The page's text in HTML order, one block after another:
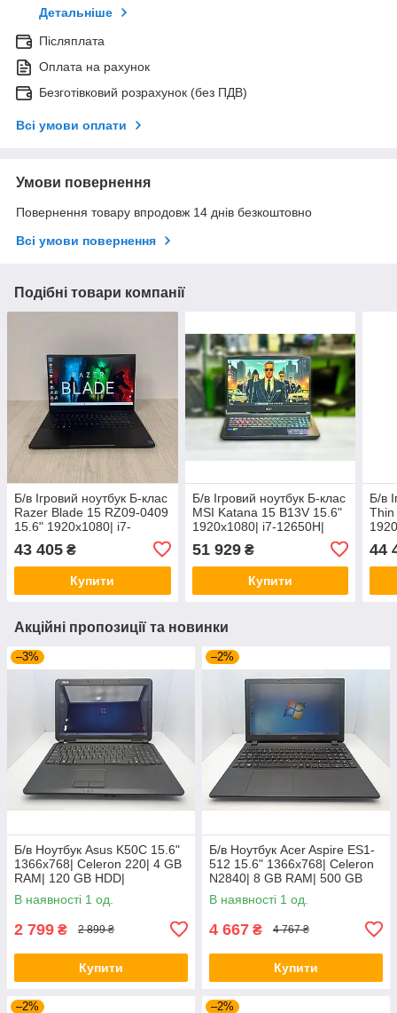
Детальніше
Післяплата
Оплата на рахунок
Безготівковий розрахунок (без ПДВ)
Всі умови оплати
Умови повернення
Повернення товару впродовж 14 днів безкоштовно
Всі умови повернення
Подібні товари компанії
Б/в Ігровий ноутбук Б-клас
Razer Blade 15 RZ09-0409
15.6" 1920x1080| i7-
1000GB SSD NVMe| RTX
3070 8GB
43 405 ₴
Купити
Б/в Ігровий ноутбук Б-клас
MSI Katana 15 B13V 15.6"
1920x1080| i7-12650H|
16GB RAM| 512GB SSD|
RTX 4070 8GB
51 929₴
Купити
Б/в
Thin
GB
44
Акційні пропозиції та новинки
–3%
Б/в Ноутбук Asus K50C 15.6"
1366x768| Celeron 220| 4 GB
RAM| 120 GB HDD|
В наявності 1 од.
2 799 ₴ 2 899 ₴
Купити
–2%
Б/в Ноутбук Acer Aspire ES1-
512 15.6" 1366x768| Celeron
N2840| 8 GB RAM| 500 GB
HDD| HD
В наявності 1 од.
4 667 ₴ 4 767 ₴
Купити
–2% –2%